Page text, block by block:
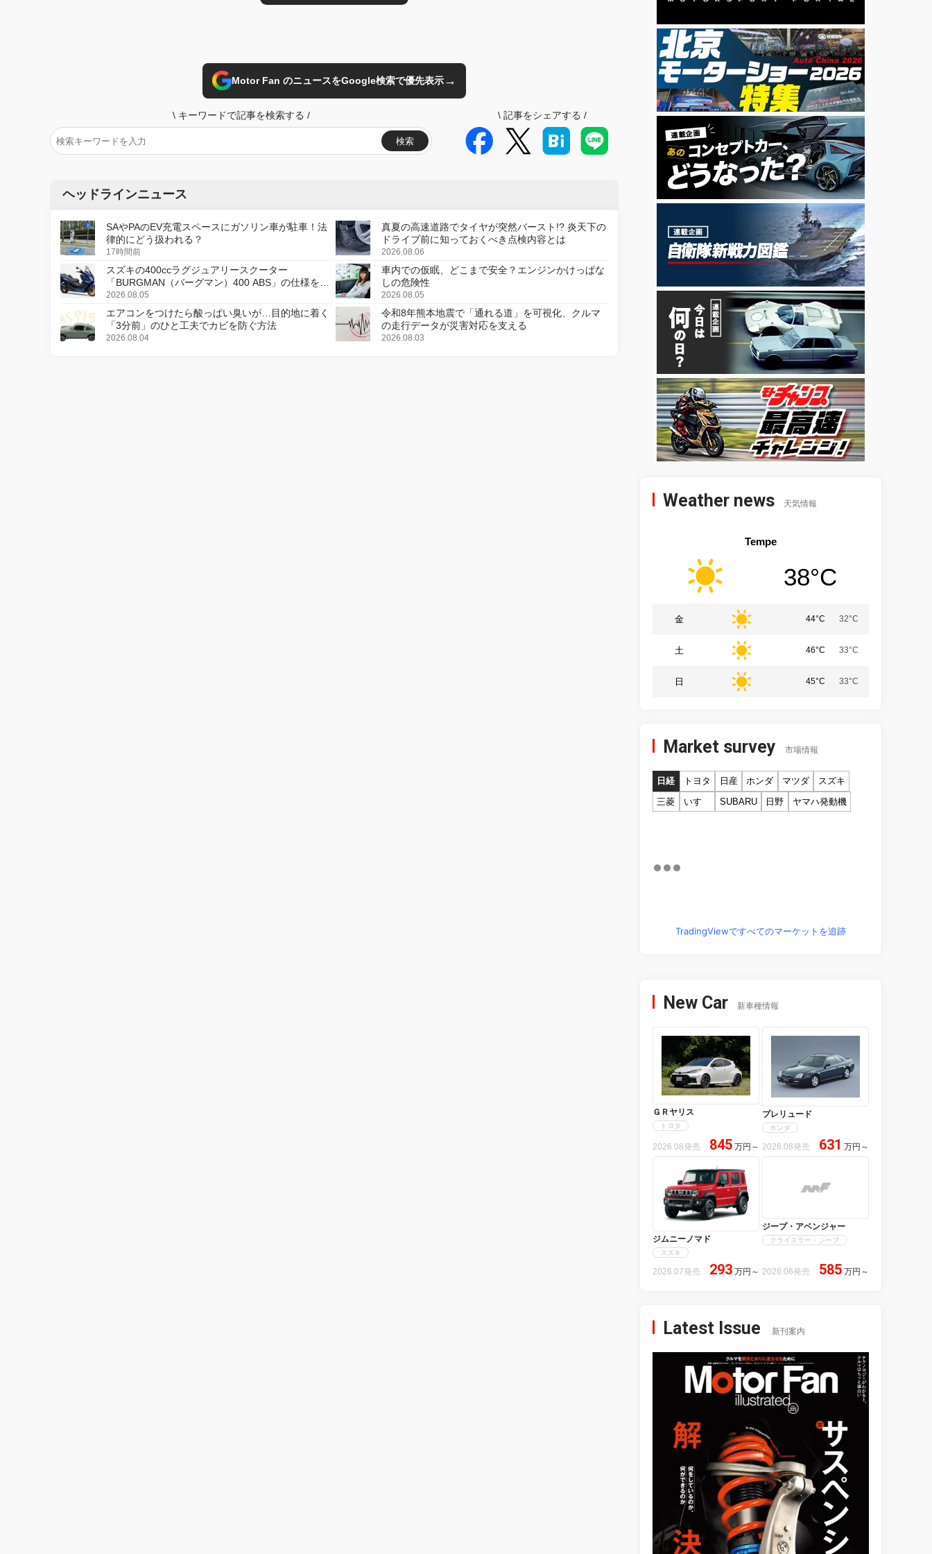
Motor Fan のニュースをGoogle検索で優先表示→
\ キーワードで記事を検索する /
検索
\ 記事をシェアする /
ヘッドラインニュース
SAやPAのEV充電スペースにガソリン車が駐車！法
律的にどう扱われる？
17時間前
真夏の高速道路でタイヤが突然バースト!? 炎天下の
ドライブ前に知っておくべき点検内容とは
2026.08.06
スズキの400ccラグジュアリースクーター
「BURGMAN（バーグマン）400 ABS」の仕様を変
更し、8月18日に発売
2026.08.05
車内での仮眠、どこまで安全？エンジンかけっぱな
しの危険性
2026.08.05
エアコンをつけたら酸っぱい臭いが…目的地に着く
「3分前」のひと工夫でカビを防ぐ方法
2026.08.04
令和8年熊本地震で「通れる道」を可視化、クルマ
の走行データが災害対応を支える
2026.08.03
Weather news 天気情報
Tempe
38°C
金 44°C 32°C
土 46°C 33°C
日 45°C 33°C
Market survey 市場情報
日経 トヨタ 日産 ホンダ マツダ
スズキ
三菱
いすゞ SUBARU 日野 ヤマハ発動機
TradingViewですべてのマーケットを追跡
New Car 新車種情報
ＧＲヤリス
トヨタ
2026.08発売 845 万円 ～
プレリュード
ホンダ
2026.08発売 631 万円 ～
ジムニーノマド
スズキ
2026.07発売 293 万円 ～
ジープ・アベンジャー
クライスラー・ジープ
2026.06発売 585 万円 ～
Latest Issue 新刊案内